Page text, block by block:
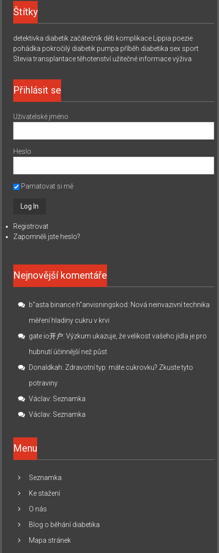
Štítky
detektivka diabetik začátečník děti komplikace Lippia poezie
pohádka pokročilý diabetik pumpa příběh diabetika sex sport
Stevia transplantace těhotenství užitečné informace výživa
Přihlásit se
Uživatelské jméno
Heslo
Pamatovat si mě
Registrovat
Zapomněli jste heslo?
Nejnovější komentáře
b"asta binance h"anvisningskod: Nová neinvazivní technika
měření hladiny cukru v krvi
gate io开户:Výzkum ukazuje, že velikost vašeho jídla je pro
hubnutí účinnější než půst
Donaldkah: Zdravotní typ: máte cukrovku? Zkuste tyto
potraviny
Václav: Seznamka
Václav: Seznamka
Menu
Seznamka
Ke stažení
O nás
Blog o běhání diabetika
Mapa stránek